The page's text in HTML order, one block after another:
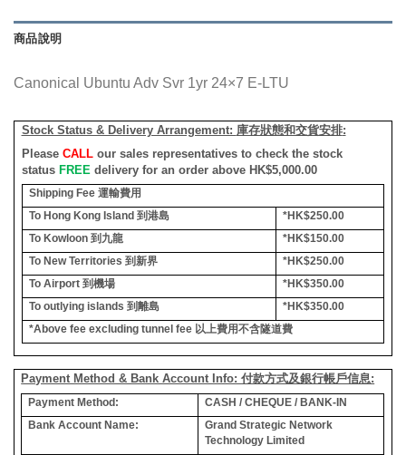
商品說明
Canonical Ubuntu Adv Svr 1yr 24×7 E-LTU
Stock Status & Delivery Arrangement: 庫存狀態和交貨安排:
Please CALLour sales representatives to check the stock
status FREE delivery for an order above HK$5,000.00
Shipping Fee 運輸費用
To Hong Kong Island 到港島
*HK$250.00
To Kowloon 到九龍
*HK$150.00
To New Territories 到新界
*HK$250.00
To Airport 到機場
*HK$350.00
To outlying islands 到離島
*HK$350.00
*Above fee excluding tunnel fee 以上費用不含隧道費
Payment Method & Bank Account Info: 付款方式及銀行帳戶信息:
Payment Method:
CASH / CHEQUE / BANK-IN
Bank Account Name:
Grand Strategic Network
Technology Limited